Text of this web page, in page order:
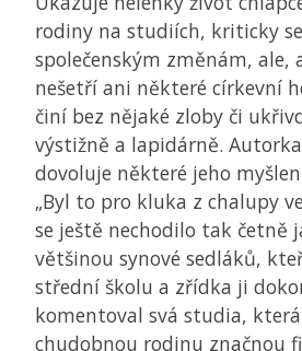
rodiny na studiích, kriticky
společenským změnám, ale,
nešetří ani některé církevní
činí bez nějaké zloby či
výstižně a lapidárně.
dovoluje některé jeho
„Byl to pro kluka z chalupy
se ještě nechodilo tak četně
většinou synové sedláků,
střední školu a zřídka ji
komentoval svá studia,
chudobnou rodinu značnou